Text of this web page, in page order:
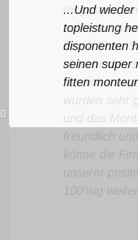
...Und wieder
topleistung
disponenten
seinen super
fitten